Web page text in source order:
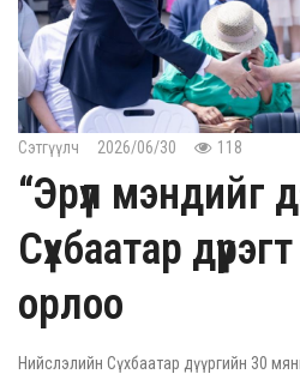
Сэтгүүлч 2026/06/30 118
“Эрүүл
Сүхбаатар
орлоо
Нийслэлийн Сүхбаатар дүүргийн 30